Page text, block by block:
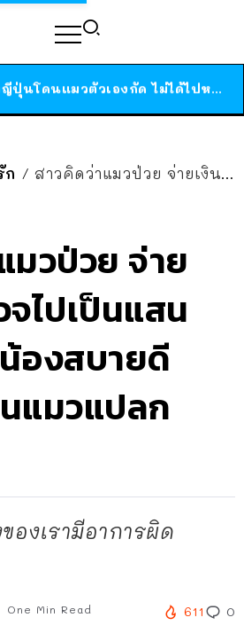
ได้เวลาเด็กหนวดรวมตัว RF Online Next เปิดให้เล่นแล้ว เกม Sci-Fi MMORPG ระดับตำนาน เล่นได้ทั้งมือถือและ PC
ก / สาวคิดว่าแมวป่วย จ่ายเงินค่าตรวจไปเป็นแสน หมอบอก น้องสบายดี น้องแค่เป็นแมวแปลก เอ้า!
มวป่วย จ่าย
ไปเป็นแสน
องสบายดี
แมวแปลก
องเรามีอาการผิด
One Min Read 611 0